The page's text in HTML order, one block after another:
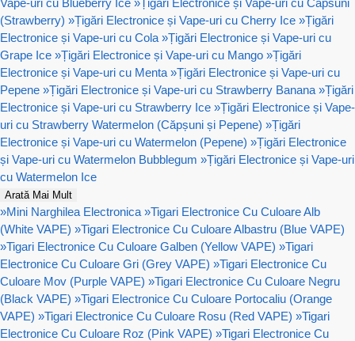
Vape-uri cu Blueberry Ice »Țigări Electronice și Vape-uri cu Capsuni
(Strawberry) »Țigări Electronice și Vape-uri cu Cherry Ice »Țigări
Electronice și Vape-uri cu Cola »Țigări Electronice și Vape-uri cu
Grape Ice »Țigări Electronice și Vape-uri cu Mango »Țigări
Electronice și Vape-uri cu Menta »Țigări Electronice și Vape-uri cu
Pepene »Țigări Electronice și Vape-uri cu Strawberry Banana »Țigări
Electronice și Vape-uri cu Strawberry Ice »Țigări Electronice și Vape-
uri cu Strawberry Watermelon (Căpșuni și Pepene) »Țigări
Electronice și Vape-uri cu Watermelon (Pepene) »Țigări Electronice
și Vape-uri cu Watermelon Bubblegum »Țigări Electronice și Vape-uri
cu Watermelon Ice
Arată Mai Mult
»Mini Narghilea Electronica »Tigari Electronice Cu Culoare Alb
(White VAPE) »Tigari Electronice Cu Culoare Albastru (Blue VAPE)
»Tigari Electronice Cu Culoare Galben (Yellow VAPE) »Tigari
Electronice Cu Culoare Gri (Grey VAPE) »Tigari Electronice Cu
Culoare Mov (Purple VAPE) »Tigari Electronice Cu Culoare Negru
(Black VAPE) »Tigari Electronice Cu Culoare Portocaliu (Orange
VAPE) »Tigari Electronice Cu Culoare Rosu (Red VAPE) »Tigari
Electronice Cu Culoare Roz (Pink VAPE) »Tigari Electronice Cu